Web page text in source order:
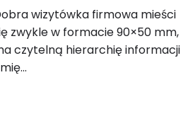
wizytówka firmowa mieści
zwykle w formacie 90×50 mm,
czytelną hierarchię informacji